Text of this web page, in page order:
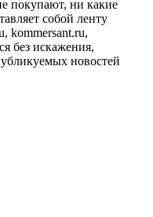
покупают, ни какие
собой ленту
kommersant.ru,
без искажения,
новостей